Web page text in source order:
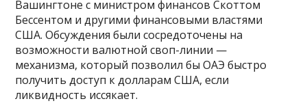
Вашингтоне с министром финансов Скоттом
Бессентом и другими финансовыми властями
США. Обсуждения были сосредоточены на
возможности валютной своп-линии —
механизма, который позволил бы ОАЭ быстро
получить доступ к долларам США, если
ликвидность иссякает.